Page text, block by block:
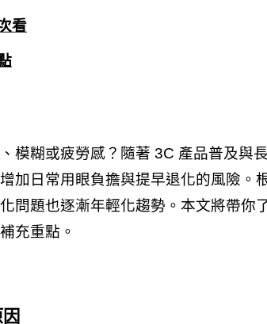
看
模糊或疲勞感？隨著 3C 產品普及與
加日常用眼負擔與提早退化的風險。
問題也逐漸年輕化趨勢。本文將帶你
充重點。